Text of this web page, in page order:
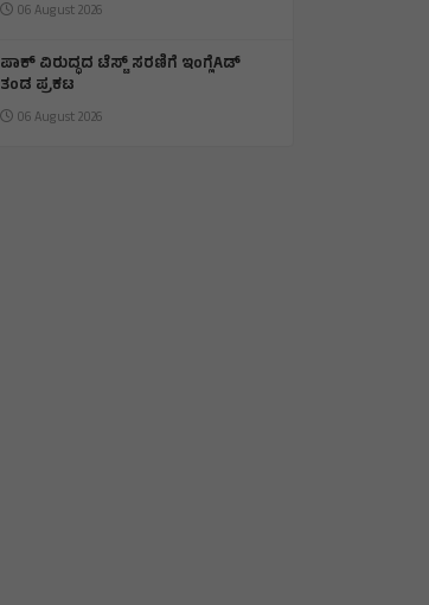
06 August 2026
ಪಾಕ್ ವಿರುದ್ಧದ ಟೆಸ್ಟ್ ಸರಣಿಗೆ ಇಂಗ್ಲೆAಡ್
ತಂಡ ಪ್ರಕಟ
06 August 2026